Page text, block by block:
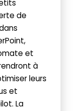
de
et
à
leurs
et
La